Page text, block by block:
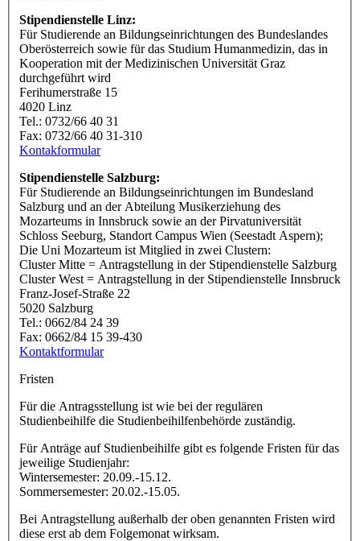
Stipendienstelle Linz:
Für Studierende an Bildungseinrichtungen des Bundeslandes
Oberösterreich sowie für das Studium Humanmedizin, das in
Kooperation mit der Medizinischen Universität Graz
durchgeführt wird
Ferihumerstraße 15
4020 Linz
Tel.: 0732/66 40 31
Fax: 0732/66 40 31-310
Kontakformular
Stipendienstelle Salzburg:
Für Studierende an Bildungseinrichtungen im Bundesland
Salzburg und an der Abteilung Musikerziehung des
Mozarteums in Innsbruck sowie an der Pirvatuniversität
Schloss Seeburg, Standort Campus Wien (Seestadt Aspern);
Die Uni Mozarteum ist Mitglied in zwei Clustern:
Cluster Mitte = Antragstellung in der Stipendienstelle Salzburg
Cluster West = Antragstellung in der Stipendienstelle Innsbruck
Franz-Josef-Straße 22
5020 Salzburg
Tel.: 0662/84 24 39
Fax: 0662/84 15 39-430
Kontaktformular
Fristen
Für die Antragsstellung ist wie bei der regulären
Studienbeihilfe die Studienbeihilfenbehörde zuständig.
Für Anträge auf Studienbeihilfe gibt es folgende Fristen für das
jeweilige Studienjahr:
Wintersemester: 20.09.-15.12.
Sommersemester: 20.02.-15.05.
Bei Antragstellung außerhalb der oben genannten Fristen wird
diese erst ab dem Folgemonat wirksam.